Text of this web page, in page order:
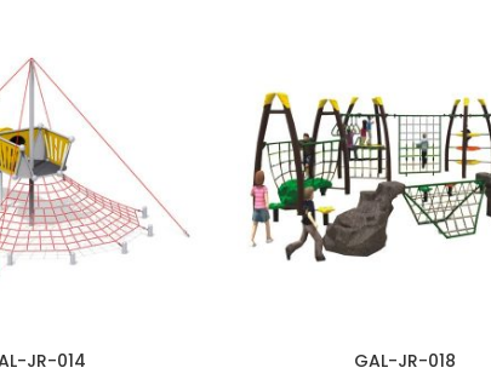
JR-014 GAL-JR-018